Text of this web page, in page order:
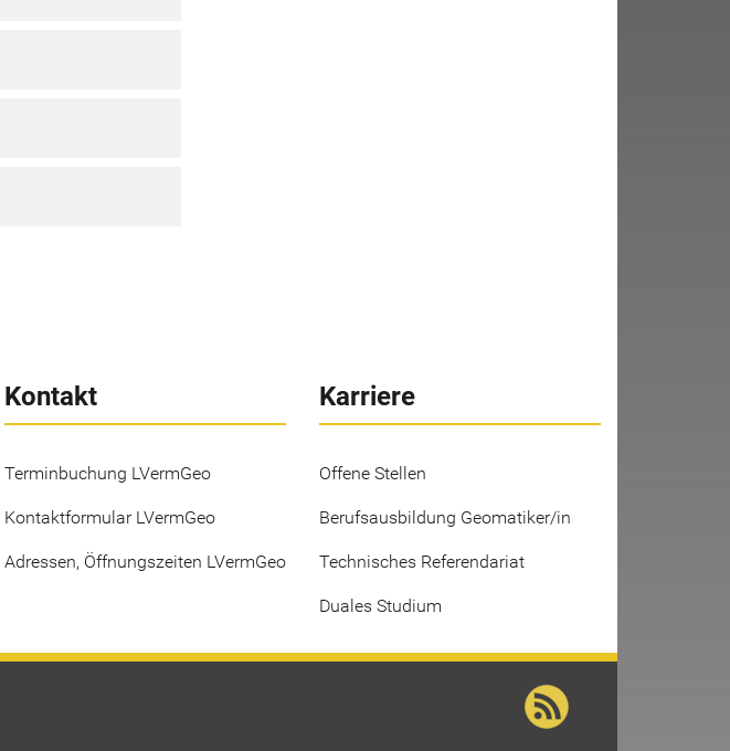
Kontakt
Terminbuchung LVermGeo
Kontaktformular LVermGeo
Adressen, Öffnungszeiten LVermGeo
Karriere
Offene Stellen
Berufsausbildung Geomatiker/in
Technisches Referendariat
Duales Studium